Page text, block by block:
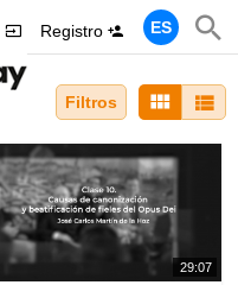
ES
Registro
Filtros
29:07